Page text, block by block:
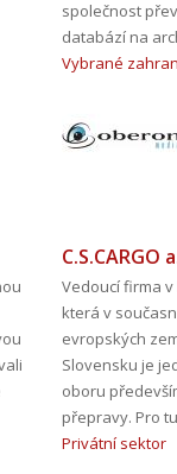
společnost
databází na
Vybrané
C.S.CARGO
Vedoucí firma v
která v
evropských
Slovensku je
oboru
přepravy. Pro
Privátní sektor